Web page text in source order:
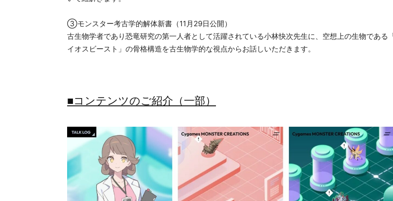
③モンスター考古学的解体新書（11月29日公開）
古生物学者であり恐竜研究の第一人者として活躍されている小林快次先生に、空想上の生物である
イオスビースト」の骨格構造を古生物学的な視点からお話しいただきます。
■コンテンツのご紹介（一部）